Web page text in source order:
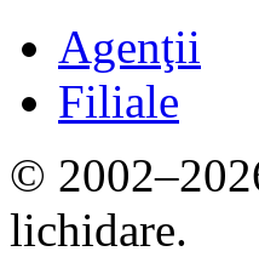
Agenţii
Filiale
©
lichidare.